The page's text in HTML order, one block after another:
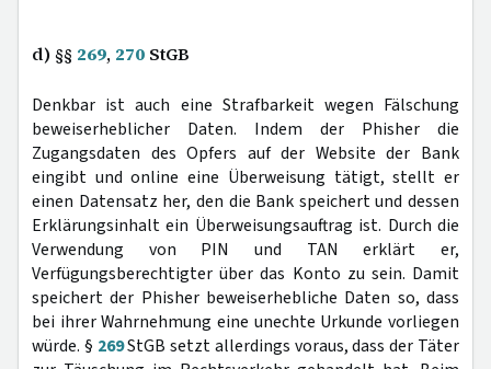
d) §§ 269, 270 StGB
Denkbar ist auch eine Strafbarkeit wegen Fälschung
beweiserheblicher Daten. Indem der Phisher die
Zugangsdaten des Opfers auf der Website der Bank
eingibt und online eine Überweisung tätigt, stellt er
einen Datensatz her, den die Bank speichert und dessen
Erklärungsinhalt ein Überweisungsauftrag ist. Durch die
Verwendung von PIN und TAN erklärt er,
Verfügungsberechtigter über das Konto zu sein. Damit
speichert der Phisher beweiserhebliche Daten so, dass
bei ihrer Wahrnehmung eine unechte Urkunde vorliegen
würde. § 269StGB setzt allerdings voraus, dass der Täter